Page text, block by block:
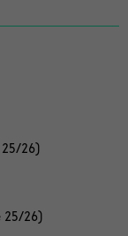
26)
25/26)